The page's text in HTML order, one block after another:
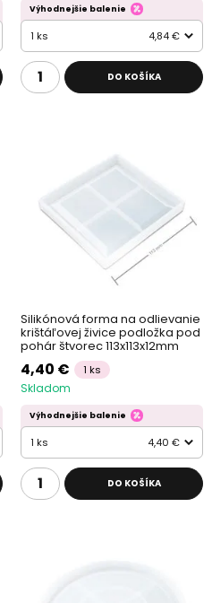
Výhodnejšie balenie
1 ks 4,84 €
DO KOŠÍKA
Silikónová forma na odlievanie
krištáľovej živice podložka pod
pohár štvorec 113x113x12mm
4,40 € 1 ks
Skladom
Výhodnejšie balenie
1 ks 4,40 €
DO KOŠÍKA